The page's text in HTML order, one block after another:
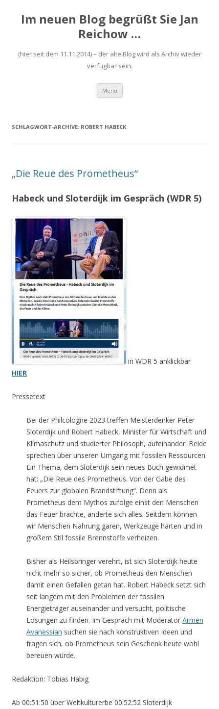
Im neuen Blog begrüßt Sie Jan
Reichow …
(hier seit dem 11.11.2014) – der alte Blog wird als Archiv wieder
verfügbar sein.
Menü Zum
springen
SCHLAGWORT-ARCHIVE: ROBERT HABECK
„Die Reue des Prometheus“
Habeck und Sloterdijk im Gespräch (WDR 5)
in WDR 5 anklickbar
HIER
Pressetext
Bei der Philcologne 2023 treffen Meisterdenker Peter
Sloterdijk und Robert Habeck, Minister für Wirtschaft und
Klimaschutz und studierter Philosoph, aufeinander. Beide
sprechen über unseren Umgang mit fossilen Ressourcen.
Ein Thema, dem Sloterdijk sein neues Buch gewidmet
hat: „Die Reue des Prometheus. Von der Gabe des
Feuers zur globalen Brandstiftung“. Denn als
Prometheus dem Mythos zufolge einst den Menschen
das Feuer brachte, änderte sich alles. Seitdem können
wir Menschen Nahrung garen, Werkzeuge härten und in
großem Stil fossile Brennstoffe verheizen.
Bisher als Heilsbringer verehrt, ist sich Sloterdijk heute
nicht mehr so sicher, ob Prometheus den Menschen
damit einen Gefallen getan hat. Robert Habeck setzt sich
seit langem mit den Problemen der fossilen
Energieträger auseinander und versucht, politische
Lösungen zu finden. Im Gespräch mit Moderator Armen
Avanessian suchen sie nach konstruktiven Ideen und
fragen sich, ob Prometheus sein Geschenk heute wohl
bereuen würde.
Redaktion: Tobias Habig
Ab 00:51:50 über Weltkulturerbe 00:52:52 Sloterdijk